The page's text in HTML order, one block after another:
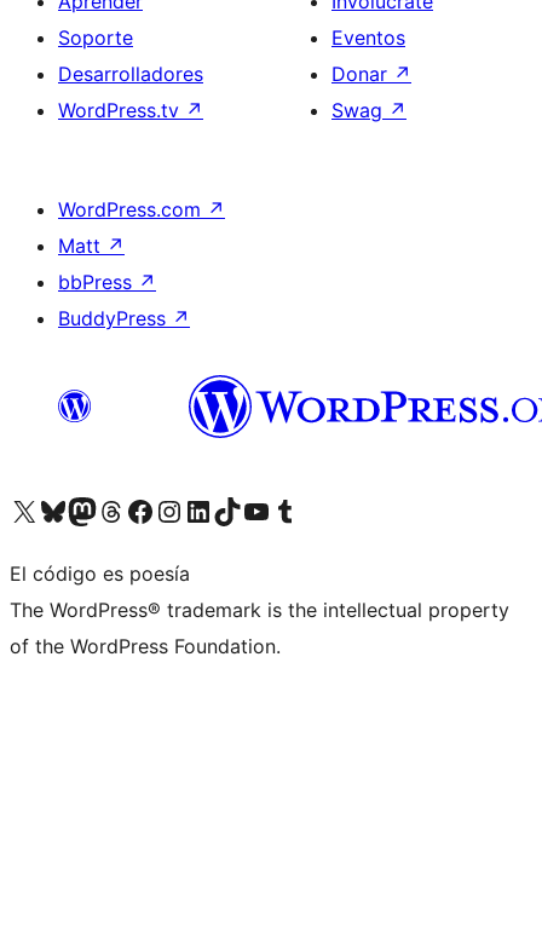
Soporte
Desarrolladores
WordPress.tv ↗
Eventos
Donar ↗
Swag ↗
WordPress.com ↗
Matt ↗
bbPress ↗
BuddyPress ↗
Visita nuestra cuenta de X (anteriormente Twitter)
Visita nuestra cuenta de Bluesky
Visita nuestra cuenta de Mastodon
Visita nuestra cuenta de Threads
Visita nuestra página de Facebook
Visita nuestra cuenta de Instagram
Visita nuestra cuenta de LinkedIn
Visita nuestra cuenta de TikTok
Visita nuestro canal de YouTube
Visita nuestra cuenta de Tumblr
El código es poesía
The WordPress® trademark is the intellectual property
of the WordPress Foundation.